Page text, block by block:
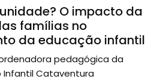
O impacto da
famílias no
da educação infantil
pedagógica da
Infantil Cataventura